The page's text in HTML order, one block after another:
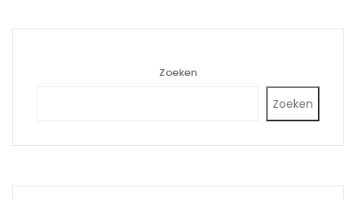
Zoeken
Zoeken